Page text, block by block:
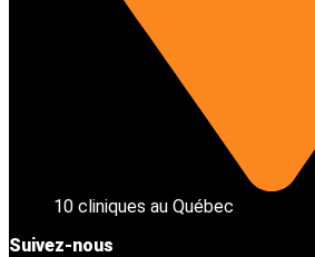
10 cliniques au Québec
Suivez-nous